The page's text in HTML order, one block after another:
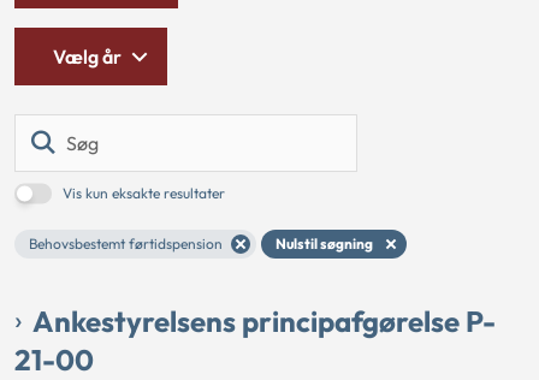
Vis kun eksakte resultater
Behovsbestemt førtidspension Nulstil søgning
Vælg år
Ankestyrelsens principafgørelse P-
21-00